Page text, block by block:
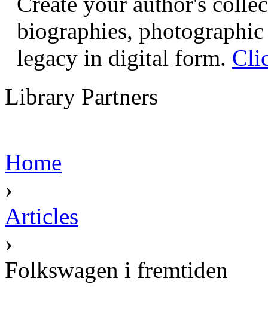
biographies,
legacy in digital form.
Library Partners
Home
›
Articles
›
Folkswagen i fremtiden